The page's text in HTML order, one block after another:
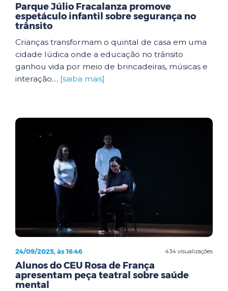
Parque Júlio Fracalanza promove
espetáculo infantil sobre segurança no
trânsito
Crianças transformam o quintal de casa em uma
cidade lúdica onde a educação no trânsito
ganhou vida por meio de brincadeiras, músicas e
interação.... [saiba mais]
434 visualizações
24/09/2025, às 16:46
Alunos do CEU Rosa de França
apresentam peça teatral sobre saúde
mental